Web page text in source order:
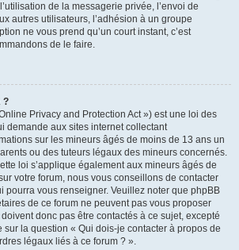
de la messagerie privée, l’envoi de
autres utilisateurs, l’adhésion à un groupe
ne vous prend qu’un court instant, c’est
de le faire.
?
Privacy and Protection Act ») est une loi des
demande aux sites internet collectant
sur les mineurs âgés de moins de 13 ans un
ou des tuteurs légaux des mineurs concernés.
loi s’applique également aux mineurs âgés de
votre forum, nous vous conseillons de contacter
pourra vous renseigner. Veuillez noter que phpBB
de ce forum ne peuvent pas vous proposer
donc pas être contactés à ce sujet, excepté
sur la question « Qui dois-je contacter à propos de
légaux liés à ce forum ? ».